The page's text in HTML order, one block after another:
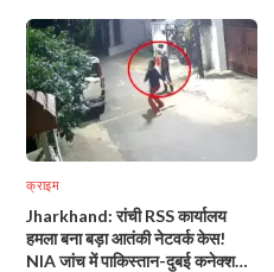
क्राइम
Jharkhand: रांची RSS कार्यालय
हमला बना बड़ा आतंकी नेटवर्क केस!
NIA जांच में पाकिस्तान-दुबई कनेक्शन